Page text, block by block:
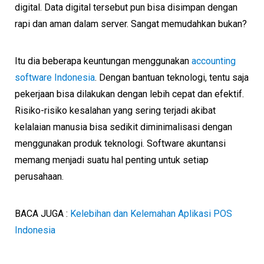
digital. Data digital tersebut pun bisa disimpan dengan
rapi dan aman dalam server. Sangat memudahkan bukan?
Itu dia beberapa keuntungan menggunakan accounting
software Indonesia. Dengan bantuan teknologi, tentu saja
pekerjaan bisa dilakukan dengan lebih cepat dan efektif.
Risiko-risiko kesalahan yang sering terjadi akibat
kelalaian manusia bisa sedikit diminimalisasi dengan
menggunakan produk teknologi. Software akuntansi
memang menjadi suatu hal penting untuk setiap
perusahaan.
BACA JUGA : Kelebihan dan Kelemahan Aplikasi POS
Indonesia